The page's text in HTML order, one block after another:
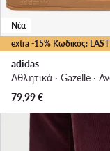
extra -15% Κωδικός: LAST
Νέα
adidas
79,99€